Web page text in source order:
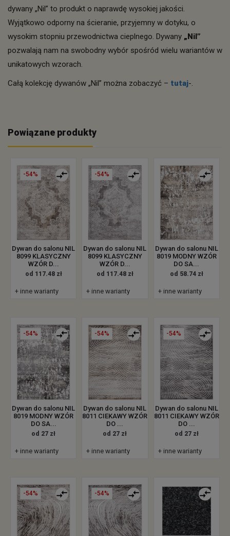
dywany „Nil” to produkt o naprawdę wysokiej jakości.
Wyjątkowo odporny na ścieranie, przyjemny w dotyku, o
wysokim stopniu przewodnictwa cieplnego. Dywany „Nil”
pozwalają nam na swobodny wybór spośród wielu wariantów w
unikatowych wzorach.
Całą kolekcję dywanów „Nil” można zobaczyć – tutaj-.
Powiązane produkty
-54%
Dywan do salonu NIL
8099 KLASYCZNY
WZÓR D...
od 117.48 zł
+ inne warianty
-54%
Dywan do salonu NIL
8099 KLASYCZNY
WZÓR D...
od 117.48 zł
+ inne warianty
Dywan do salonu NIL
8019 MODNY WZÓR
DO SA...
od 58.74 zł
+ inne warianty
-54%
Dywan do salonu NIL
8019 MODNY WZÓR
DO SA...
od 27 zł
+ inne warianty
-54%
Dywan do salonu NIL
8011 CIEKAWY WZÓR
DO ...
od 27 zł
+ inne warianty
-54%
Dywan do salonu NIL
8011 CIEKAWY WZÓR
DO ...
od 27 zł
+ inne warianty
-54% -54%